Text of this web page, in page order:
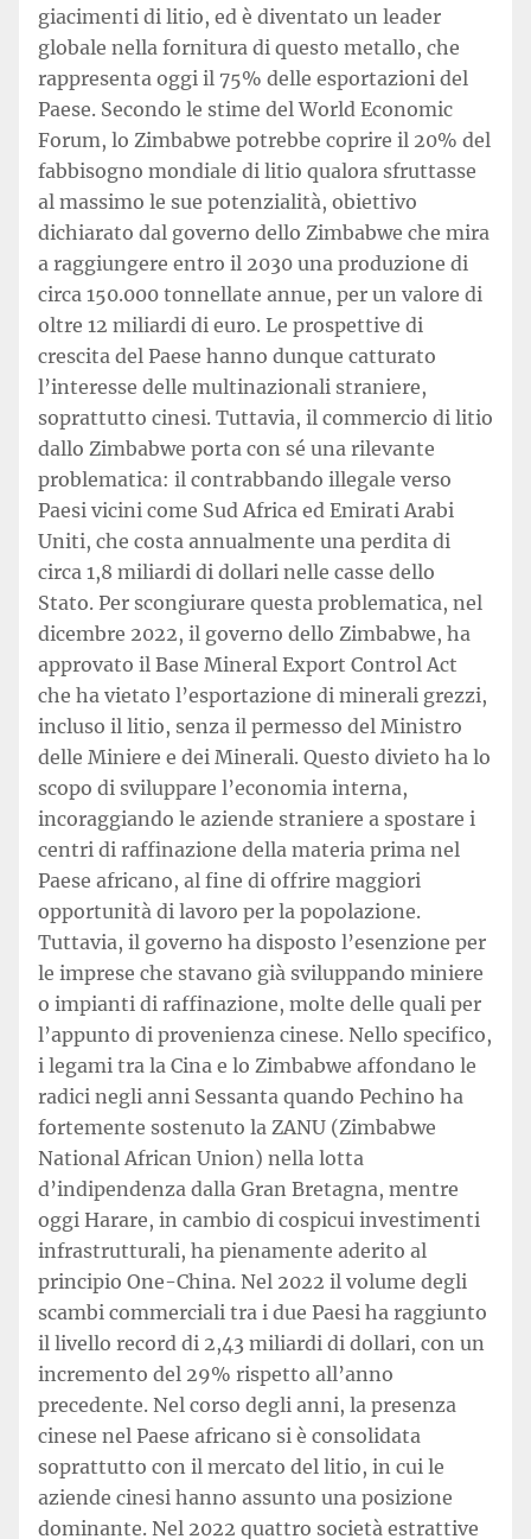
giacimenti di litio, ed è diventato un leader
globale nella fornitura di questo metallo, che
rappresenta oggi il 75% delle esportazioni del
Paese. Secondo le stime del World Economic
Forum, lo Zimbabwe potrebbe coprire il 20% del
fabbisogno mondiale di litio qualora sfruttasse
al massimo le sue potenzialità, obiettivo
dichiarato dal governo dello Zimbabwe che mira
a raggiungere entro il 2030 una produzione di
circa 150.000 tonnellate annue, per un valore di
oltre 12 miliardi di euro. Le prospettive di
crescita del Paese hanno dunque catturato
l’interesse delle multinazionali straniere,
soprattutto cinesi. Tuttavia, il commercio di litio
dallo Zimbabwe porta con sé una rilevante
problematica: il contrabbando illegale verso
Paesi vicini come Sud Africa ed Emirati Arabi
Uniti, che costa annualmente una perdita di
circa 1,8 miliardi di dollari nelle casse dello
Stato. Per scongiurare questa problematica, nel
dicembre 2022, il governo dello Zimbabwe, ha
approvato il Base Mineral Export Control Act
che ha vietato l’esportazione di minerali grezzi,
incluso il litio, senza il permesso del Ministro
delle Miniere e dei Minerali. Questo divieto ha lo
scopo di sviluppare l’economia interna,
incoraggiando le aziende straniere a spostare i
centri di raffinazione della materia prima nel
Paese africano, al fine di offrire maggiori
opportunità di lavoro per la popolazione.
Tuttavia, il governo ha disposto l’esenzione per
le imprese che stavano già sviluppando miniere
o impianti di raffinazione, molte delle quali per
l’appunto di provenienza cinese. Nello specifico,
i legami tra la Cina e lo Zimbabwe affondano le
radici negli anni Sessanta quando Pechino ha
fortemente sostenuto la ZANU (Zimbabwe
National African Union) nella lotta
d’indipendenza dalla Gran Bretagna, mentre
oggi Harare, in cambio di cospicui investimenti
infrastrutturali, ha pienamente aderito al
principio One-China. Nel 2022 il volume degli
scambi commerciali tra i due Paesi ha raggiunto
il livello record di 2,43 miliardi di dollari, con un
incremento del 29% rispetto all’anno
precedente. Nel corso degli anni, la presenza
cinese nel Paese africano si è consolidata
soprattutto con il mercato del litio, in cui le
aziende cinesi hanno assunto una posizione
dominante. Nel 2022 quattro società estrattive